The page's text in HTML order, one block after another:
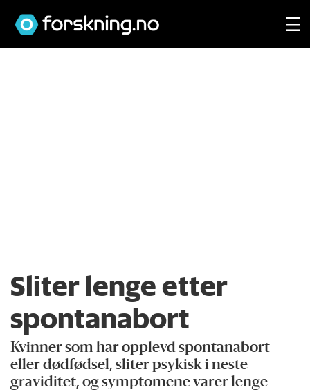
Sliter lenge etter
spontanabort
Kvinner som har opplevd spontanabort
eller dødfødsel, sliter psykisk i neste
graviditet, og symptomene varer lenge